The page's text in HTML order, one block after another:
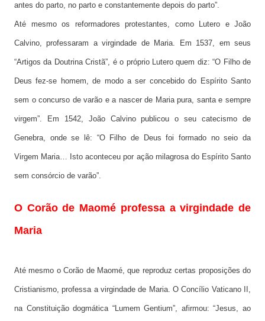
antes do parto, no parto e constantemente depois do parto”.
Até mesmo os reformadores protestantes, como Lutero e João
Calvino, professaram a virgindade de Maria. Em 1537, em seus
“Artigos da Doutrina Cristã”, é o próprio Lutero quem diz: “O Filho de
Deus fez-se homem, de modo a ser concebido do Espírito Santo
sem o concurso de varão e a nascer de Maria pura, santa e sempre
virgem”. Em 1542, João Calvino publicou o seu catecismo de
Genebra, onde se lê: “O Filho de Deus foi formado no seio da
Virgem Maria… Isto aconteceu por ação milagrosa do Espírito Santo
sem consórcio de varão”.
O Corão de Maomé professa a virgindade de
Maria
Até mesmo o Corão de Maomé, que reproduz certas proposições do
Cristianismo, professa a virgindade de Maria. O Concílio Vaticano II,
na Constituição dogmática “Lumem Gentium”, afirmou: “Jesus, ao